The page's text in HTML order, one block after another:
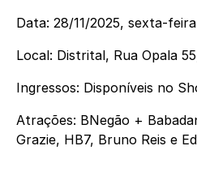
Data: 28/11/2025, sexta-
Local: Distrital, Rua Opala
Ingressos: Disponíveis no
Atrações: BNegão +
Grazie, HB7, Bruno Reis e